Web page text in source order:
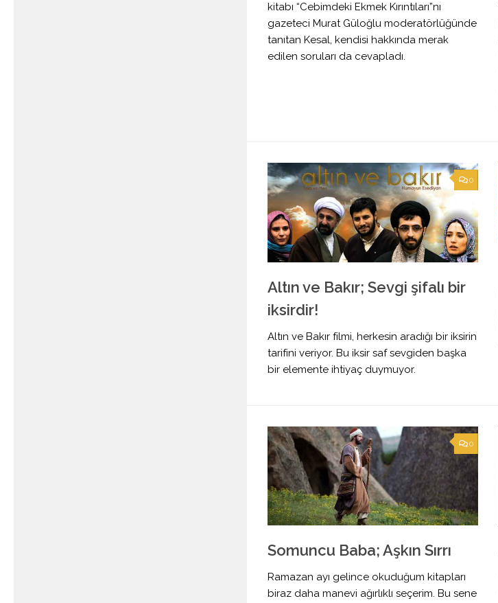
kitabı “Cebimdeki Ekmek Kırıntıları”nı
gazeteci Murat Güloğlu moderatörlüğünde
tanıtan Kesal, kendisi hakkında merak
edilen soruları da cevapladı.
0
Altın ve Bakır; Sevgi şifalı bir
iksirdir!
Altın ve Bakır filmi, herkesin aradığı bir iksirin
tarifini veriyor. Bu iksir saf sevgiden başka
bir elemente ihtiyaç duymuyor.
0
Somuncu Baba; Aşkın Sırrı
Ramazan ayı gelince okuduğum kitapları
biraz daha manevi ağırlıklı seçerim. Bu sene